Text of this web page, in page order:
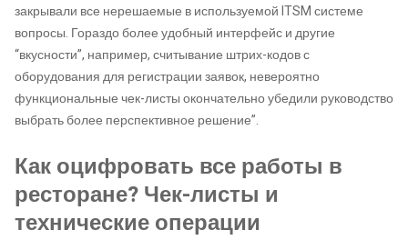
закрывали все нерешаемые в используемой ITSM системе
вопросы. Гораздо более удобный интерфейс и другие
“вкусности”, например, считывание штрих-кодов с
оборудования для регистрации заявок, невероятно
функциональные чек-листы окончательно убедили руководство
выбрать более перспективное решение”.
Как оцифровать все работы в
ресторане? Чек-листы и
технические операции